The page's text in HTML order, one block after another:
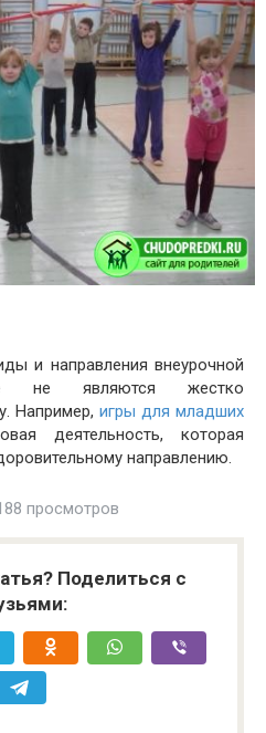
и направления внеурочной
не являются жестко
Например, игры для младших
деятельность, которая
направлению.
просмотров
Поделиться с